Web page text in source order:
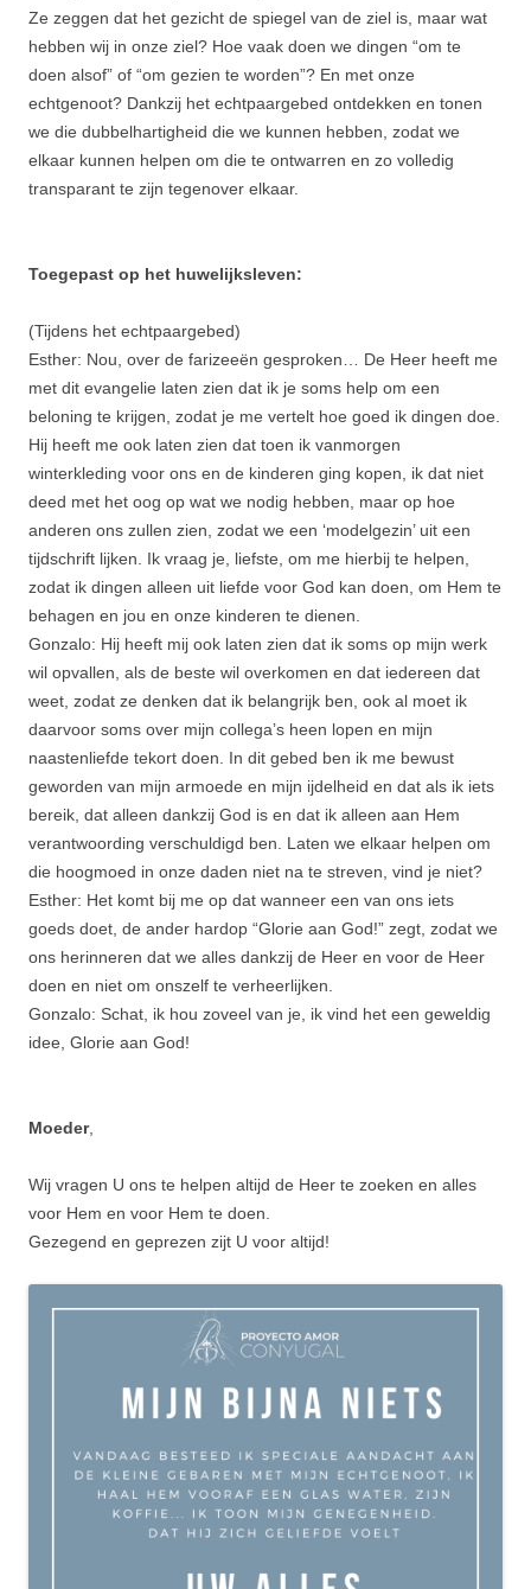
Ze zeggen dat het gezicht de spiegel van de ziel is, maar wat
hebben wij in onze ziel? Hoe vaak doen we dingen “om te
doen alsof” of “om gezien te worden”? En met onze
echtgenoot? Dankzij het echtpaargebed ontdekken en tonen
we die dubbelhartigheid die we kunnen hebben, zodat we
elkaar kunnen helpen om die te ontwarren en zo volledig
transparant te zijn tegenover elkaar.
Toegepast op het huwelijksleven:
(Tijdens het echtpaargebed)
Esther: Nou, over de farizeeën gesproken… De Heer heeft me
met dit evangelie laten zien dat ik je soms help om een
beloning te krijgen, zodat je me vertelt hoe goed ik dingen doe.
Hij heeft me ook laten zien dat toen ik vanmorgen
winterkleding voor ons en de kinderen ging kopen, ik dat niet
deed met het oog op wat we nodig hebben, maar op hoe
anderen ons zullen zien, zodat we een ‘modelgezin’ uit een
tijdschrift lijken. Ik vraag je, liefste, om me hierbij te helpen,
zodat ik dingen alleen uit liefde voor God kan doen, om Hem te
behagen en jou en onze kinderen te dienen.
Gonzalo: Hij heeft mij ook laten zien dat ik soms op mijn werk
wil opvallen, als de beste wil overkomen en dat iedereen dat
weet, zodat ze denken dat ik belangrijk ben, ook al moet ik
daarvoor soms over mijn collega’s heen lopen en mijn
naastenliefde tekort doen. In dit gebed ben ik me bewust
geworden van mijn armoede en mijn ijdelheid en dat als ik iets
bereik, dat alleen dankzij God is en dat ik alleen aan Hem
verantwoording verschuldigd ben. Laten we elkaar helpen om
die hoogmoed in onze daden niet na te streven, vind je niet?
Esther: Het komt bij me op dat wanneer een van ons iets
goeds doet, de ander hardop “Glorie aan God!” zegt, zodat we
ons herinneren dat we alles dankzij de Heer en voor de Heer
doen en niet om onszelf te verheerlijken.
Gonzalo: Schat, ik hou zoveel van je, ik vind het een geweldig
idee, Glorie aan God!
Moeder,
Wij vragen U ons te helpen altijd de Heer te zoeken en alles
voor Hem en voor Hem te doen.
Gezegend en geprezen zijt U voor altijd!